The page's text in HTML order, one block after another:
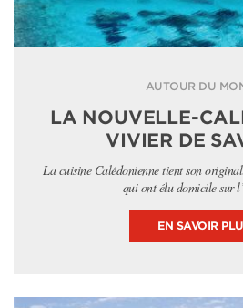
AUTOUR DU
LA NOUVELLE-
VIVIER DE
La cuisine Calédonienne tient son
qui ont élu domicile sur
EN SAVOIR